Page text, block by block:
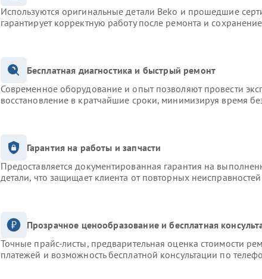
Используются оригинальные детали Beko и прошедшие
гарантирует корректную работу после ремонта и
Бесплатная диагностика и быстрый ремонт
Современное оборудование и опыт позволяют провести
восстановление в кратчайшие сроки, минимизируя время
Гарантия на работы и запчасти
Предоставляется документированная гарантия на
детали, что защищает клиента от повторных неисправностей
Прозрачное ценообразование и бесплатная
Точные прайс-листы, предварительная оценка стоимости
платежей и возможность бесплатной консультации по